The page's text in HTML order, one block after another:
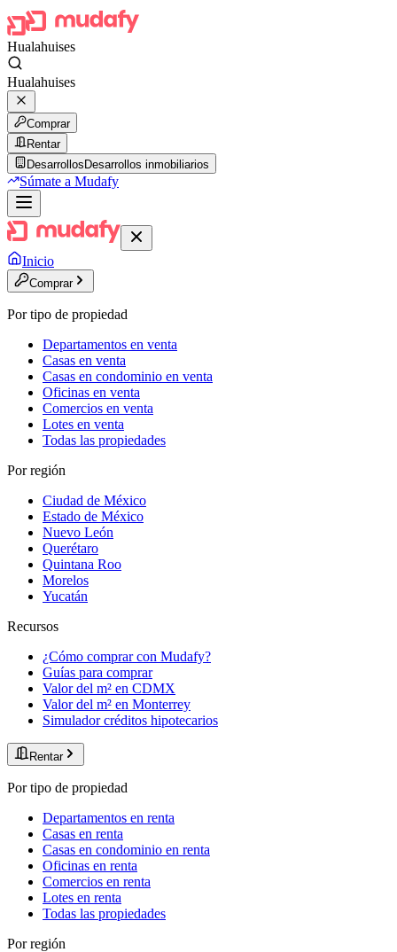
Hualahuises
Hualahuises
Comprar
Rentar
Desarrollos Desarrollos inmobiliarios
Súmate a Mudafy
Inicio
Comprar
Por tipo de propiedad
Departamentos en venta
Casas en venta
Casas en condominio en venta
Oficinas en venta
Comercios en venta
Lotes en venta
Todas las propiedades
Por región
Ciudad de México
Estado de México
Nuevo León
Querétaro
Quintana Roo
Morelos
Yucatán
Recursos
¿Cómo comprar con Mudafy?
Guías para comprar
Valor del m² en CDMX
Valor del m² en Monterrey
Simulador créditos hipotecarios
Rentar
Por tipo de propiedad
Departamentos en renta
Casas en renta
Casas en condominio en renta
Oficinas en renta
Comercios en renta
Lotes en renta
Todas las propiedades
Por región